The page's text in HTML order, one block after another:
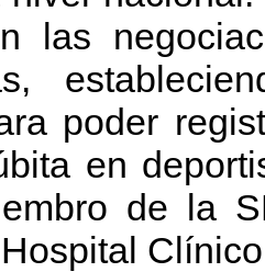
las
poder
en
de la